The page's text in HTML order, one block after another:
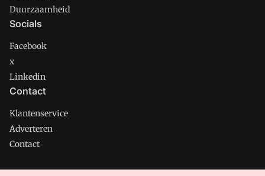
Duurzaamheid
Socials
Facebook
x
Linkedin
Contact
Klantenservice
Adverteren
Contact